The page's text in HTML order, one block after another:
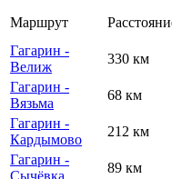
Маршрут
Гагарин -
Велиж
330 км
Гагарин -
Вязьма
68 км
Гагарин -
Кардымово
212 км
Гагарин -
Сычёвка
89 км